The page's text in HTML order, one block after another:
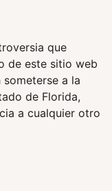
que
de este sitio web
a la
de Florida,
a cualquier otro